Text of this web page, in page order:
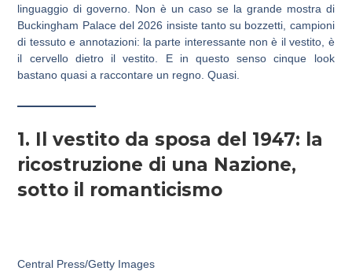
linguaggio di governo. Non è un caso se la grande mostra di
Buckingham Palace del 2026 insiste tanto su bozzetti, campioni
di tessuto e annotazioni: la parte interessante non è il vestito, è
il cervello dietro il vestito. E in questo senso cinque look
bastano quasi a raccontare un regno. Quasi.
1. Il vestito da sposa del 1947: la
ricostruzione di una Nazione,
sotto il romanticismo
Central Press/Getty Images